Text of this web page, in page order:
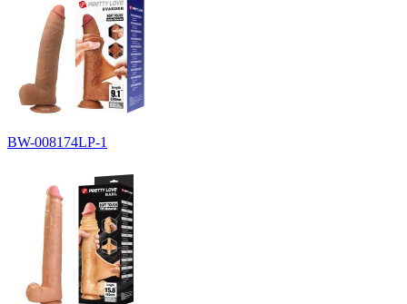
BW-008174LP-1